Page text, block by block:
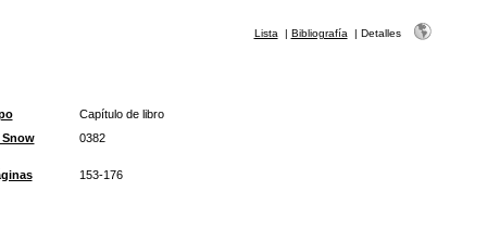
Lista | Bibliografía | Detalles
Capítulo de libro
Snow 0382
153-176